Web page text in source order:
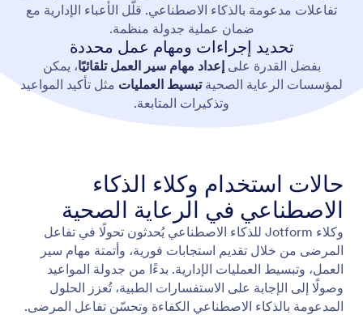
تفاعلات مدعومة بالذكاء الاصطناعي. قلّل الأعباء الإدارية مع
ضمان عملية جدولة منظمة.
تحديد إجراءات ومهام عمل محددة
بفضل القدرة علىإعداد مهام سير العمل تلقائيًا، يمكن
لمؤسسات الرعاية الصحيةتبسيط العمليات مثل تأكيد المواعيد
وتذكيرات المتابعة.
حالات استخدام وكلاء الذكاء
الاصطناعي في الرعاية الصحية
وكلاء Jotform للذكاء الاصطناعي يُحدثون تحولًا في تفاعل
المرضى من خلال تقديم استجابات فورية، وأتمتة مهام سير
العمل، وتبسيط العمليات الإدارية. بدءًا من جدولة المواعيد
وصولًا إلى الإجابة على الاستفسارات الطبية، تُعزز الحلول
المدعومة بالذكاء الاصطناعي الكفاءة وتحسّن تفاعل المرضى.